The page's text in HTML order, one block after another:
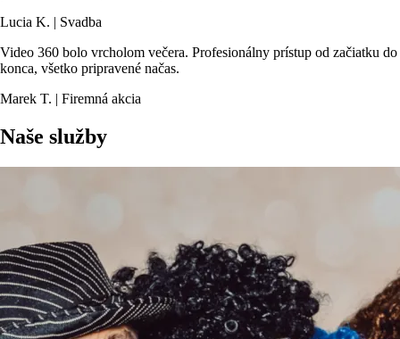
Lucia K. | Svadba
Video 360 bolo vrcholom večera. Profesionálny prístup od začiatku do
konca, všetko pripravené načas.
Marek T. | Firemná akcia
Naše služby